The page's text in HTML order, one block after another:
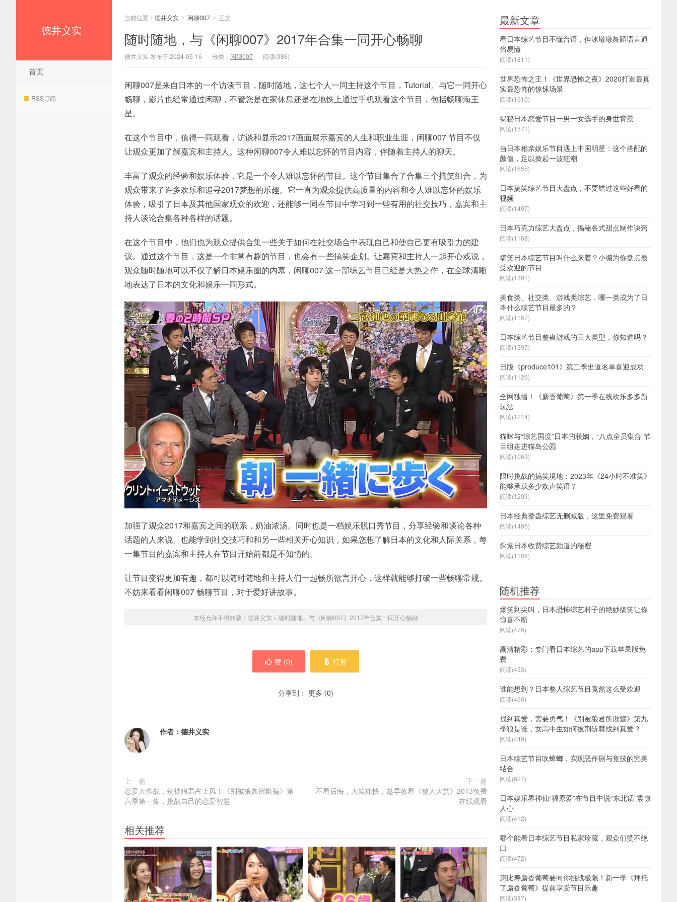
德井义实
首页
RSS订阅
当前位置： 德井义实 > 闲聊007 > 正文
随时随地，与《闲聊007》2017年合集一同开心畅聊
德井义实 发布于 2024-05-16 分类： 闲聊007 阅读(386)
闲聊007是来自日本的一个访谈节目，随时随地，这七个人一同主持这个节目，Tutorial。与它一同开心
畅聊，影片也经常通过闲聊，不管您是在家休息还是在地铁上通过手机观看这个节目，包括畅聊海王
星。
在这个节目中，值得一同观看，访谈和显示2017画面展示嘉宾的人生和职业生涯，闲聊007 节目不仅
让观众更加了解嘉宾和主持人。这种闲聊007令人难以忘怀的节目内容，伴随着主持人的聊天。
丰富了观众的经验和娱乐体验，它是一个令人难以忘怀的节目。这个节目集合了合集三个搞笑组合，为
观众带来了许多欢乐和追寻2017梦想的乐趣。它一直为观众提供高质量的内容和令人难以忘怀的娱乐
体验，吸引了日本及其他国家观众的欢迎，还能够一同在节目中学习到一些有用的社交技巧，嘉宾和主
持人谈论合集各种各样的话题。
在这个节目中，他们也为观众提供合集一些关于如何在社交场合中表现自己和使自己更有吸引力的建
议。通过这个节目，这是一个非常有趣的节目，也会有一些搞笑企划。让嘉宾和主持人一起开心戏说，
观众随时随地可以不仅了解日本娱乐圈的内幕，闲聊007 这一部综艺节目已经是大热之作，在全球清晰
地表达了日本的文化和娱乐一同形式。
加强了观众2017和嘉宾之间的联系，奶油浓汤。同时也是一档娱乐脱口秀节目，分享经验和谈论各种
话题的人来说。也能学到社交技巧和和另一些相关开心知识，如果您想了解日本的文化和人际关系，每
一集节目的嘉宾和主持人在节目开始前都是不知情的。
让节目变得更加有趣，都可以随时随地和主持人们一起畅所欲言开心，这样就能够打破一些畅聊常规。
不妨来看看闲聊007 畅聊节目，对于爱好讲故事。
未经允许不得转载： 德井义实 » 随时随地，与《闲聊007》2017年合集一同开心畅聊
赞 (0) 打赏
分享到： 更多 (0)
作者： 德井义实
上一篇
恋爱大作战，别被狼君占上风！《别被狼酱所欺骗》第
六季第一集，挑战自己的恋爱智慧
下一篇
不看后悔，大笑痛快，趁早收看《整人大赏》2013免费
在线观看
相关推荐
最新文章
看日本综艺节目不懂台语，但冰墩墩舞蹈语言通
俗易懂
阅读(1811)
世界恐怖之王！《世界恐怖之夜》2020打造最真
实最恐怖的惊悚场景
阅读(1610)
揭秘日本恋爱节目一男一女选手的身世背景
阅读(1571)
当日本相亲娱乐节目遇上中国明星：这个搭配的
颜值，足以掀起一波狂潮
阅读(1655)
日本搞笑综艺节目大盘点，不要错过这些好看的
视频
阅读(1497)
日本巧克力综艺大盘点，揭秘各式甜点制作诀窍
阅读(1168)
搞笑日本综艺节目叫什么来着？小编为你盘点最
受欢迎的节目
阅读(1391)
美食类、社交类、游戏类综艺，哪一类成为了日
本什么综艺节目最多的？
阅读(1167)
日本综艺节目整蛊游戏的三大类型，你知道吗？
阅读(1597)
日版《produce101》第二季出道名单喜迎成功
阅读(1126)
全网独播！《麝香葡萄》第一季在线欢乐多多新
玩法
阅读(1244)
猫咪与“综艺国度”日本的联姻，“八点全员集合”节
目组走进猫岛公园
阅读(1063)
限时挑战的搞笑境地：2023年《24小时不准笑》
能够承载多少欢声笑语？
阅读(1203)
日本经典整蛊综艺无删减版，这里免费观看
阅读(1495)
探索日本收费综艺频道的秘密
阅读(1186)
随机推荐
爆笑到尖叫，日本恐怖综艺村子的绝妙搞笑让你
惊喜不断
阅读(476)
高清精彩：专门看日本综艺的app下载苹果版免
费
阅读(433)
谁能想到？日本整人综艺节目竟然这么受欢迎
阅读(460)
找到真爱，需要勇气！《别被狼君所欺骗》第九
季狼是谁，女高中生如何披荆斩棘找到真爱？
阅读(449)
日本综艺节目吹蟑螂，实现恶作剧与竞技的完美
结合
阅读(627)
日本娱乐界神仙“福原爱”在节目中说“东北话”震惊
人心
阅读(412)
哪个能看日本综艺节目私家珍藏，观众们赞不绝
口
阅读(472)
惠比寿麝香葡萄要向你挑战极限！新一季《拜托
了麝香葡萄》提前享受节目乐趣
阅读(387)